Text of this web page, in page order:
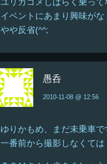
ユリカゴメしばらく乗って
イベントにあまり興味がな
やや反省(^^;
愚呑
2010-11-08 @ 12:56
ゆりかもめ、まだ未乗車で
一番前から撮影しなくては